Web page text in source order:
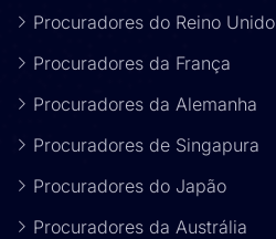
Procuradores do Reino Unido
Procuradores da França
Procuradores da Alemanha
Procuradores de Singapura
Procuradores do Japão
Procuradores da Austrália